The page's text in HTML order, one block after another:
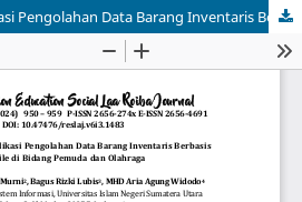
Rancang Bangun Aplikasi Pengolahan Data Barang Inventaris Berbasis Mobile di Bidang Pemuda dan Olahraga